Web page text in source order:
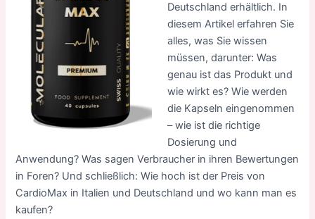
Deutschland erhältlich. In
diesem Artikel erfahren Sie
alles, was Sie wissen
müssen, darunter: Was
genau ist das Produkt und
wie wirkt es? Wie werden
die Kapseln eingenommen
– wie ist die richtige
Dosierung und
Anwendung? Was sagen Verbraucher in ihren Bewertungen
in Foren? Und schließlich: Wie hoch ist der Preis von
CardioMax in Italien und Deutschland und wo kann man es
kaufen?